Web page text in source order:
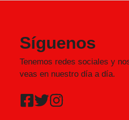
Síguenos
Tenemos redes sociales y
veas en nuestro día a día.